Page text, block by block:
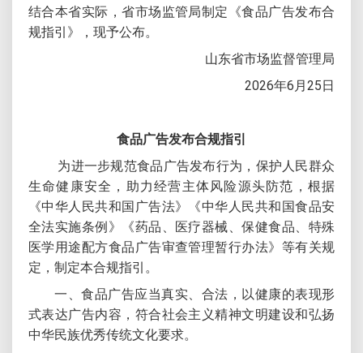
结合本省实际，省市场监管局制定《食品广告发布合
规指引》，现予公布。
山东省市场监督管理局
2026年6月25日
食品广告发布合规指引
为进一步规范食品广告发布行为，保护人民群众
生命健康安全，助力经营主体风险源头防范，根据
《中华人民共和国广告法》《中华人民共和国食品安
全法实施条例》《药品、医疗器械、保健食品、特殊
医学用途配方食品广告审查管理暂行办法》等有关规
定，制定本合规指引。
一、食品广告应当真实、合法，以健康的表现形
式表达广告内容，符合社会主义精神文明建设和弘扬
中华民族优秀传统文化要求。